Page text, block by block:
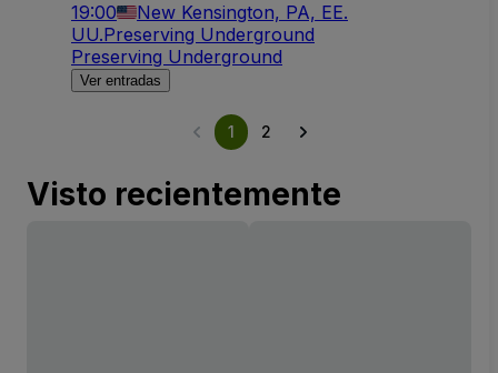
19:00
New Kensington, PA, EE.
UU.Preserving Underground
Preserving Underground
Ver entradas
1 2
Visto recientemente